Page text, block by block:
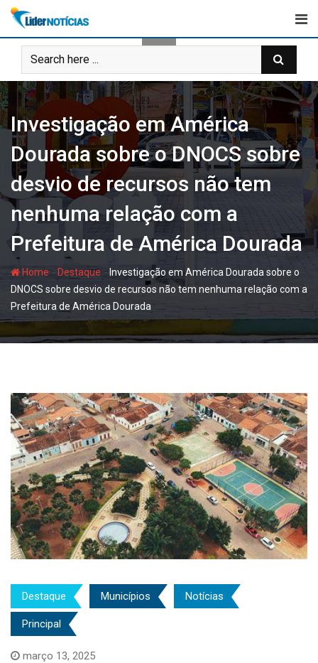
Skip
content
Investigação em América
Dourada sobre o DNOCS sobre
desvio de recursos não tem
nenhuma relação com a
Prefeitura de América Dourada
Home - Destaque - Investigação em América Dourada sobre o
DNOCS sobre desvio de recursos não tem nenhuma relação com a
Prefeitura de América Dourada
Destaque Municípios Notícias
Principal
março 13, 2025